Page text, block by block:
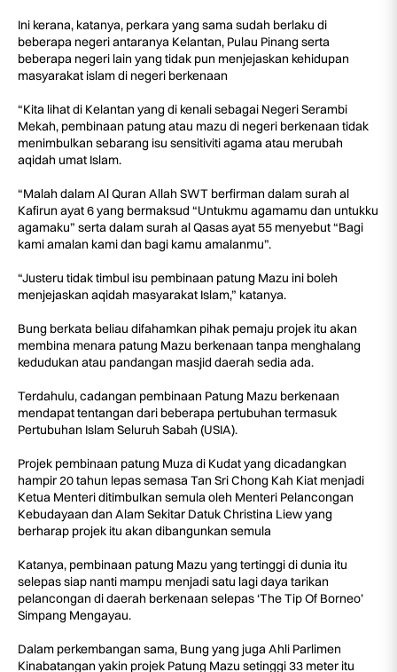
Ini kerana, katanya, perkara yang sama sudah berlaku di
beberapa negeri antaranya Kelantan, Pulau Pinang serta
beberapa negeri lain yang tidak pun menjejaskan kehidupan
masyarakat islam di negeri berkenaan
“Kita lihat di Kelantan yang di kenali sebagai Negeri Serambi
Mekah, pembinaan patung atau mazu di negeri berkenaan tidak
menimbulkan sebarang isu sensitiviti agama atau merubah
aqidah umat Islam.
“Malah dalam Al Quran Allah SWT berfirman dalam surah al
Kafirun ayat 6 yang bermaksud “Untukmu agamamu dan untukku
agamaku” serta dalam surah al Qasas ayat 55 menyebut “Bagi
kami amalan kami dan bagi kamu amalanmu”.
“Justeru tidak timbul isu pembinaan patung Mazu ini boleh
menjejaskan aqidah masyarakat Islam,” katanya.
Bung berkata beliau difahamkan pihak pemaju projek itu akan
membina menara patung Mazu berkenaan tanpa menghalang
kedudukan atau pandangan masjid daerah sedia ada.
Terdahulu, cadangan pembinaan Patung Mazu berkenaan
mendapat tentangan dari beberapa pertubuhan termasuk
Pertubuhan Islam Seluruh Sabah (USIA).
Projek pembinaan patung Muza di Kudat yang dicadangkan
hampir 20 tahun lepas semasa Tan Sri Chong Kah Kiat menjadi
Ketua Menteri ditimbulkan semula oleh Menteri Pelancongan
Kebudayaan dan Alam Sekitar Datuk Christina Liew yang
berharap projek itu akan dibangunkan semula
Katanya, pembinaan patung Mazu yang tertinggi di dunia itu
selepas siap nanti mampu menjadi satu lagi daya tarikan
pelancongan di daerah berkenaan selepas ‘The Tip Of Borneo’
Simpang Mengayau.
Dalam perkembangan sama, Bung yang juga Ahli Parlimen
Kinabatangan yakin projek Patung Mazu setinggi 33 meter itu